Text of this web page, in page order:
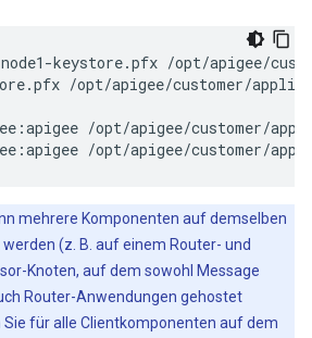
node1-keystore.pfx /opt/apigee/
/opt/apigee/customer/
/opt/apigee/customer/
/opt/apigee/customer/
mehrere Komponenten auf demselben
(z. B. auf einem Router- und
Knoten, auf dem sowohl Message
Router-Anwendungen gehostet
Sie für alle Clientkomponenten auf dem